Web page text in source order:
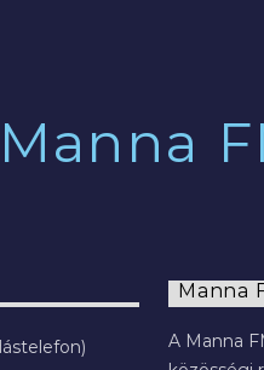
Manna
Manna
A Manna